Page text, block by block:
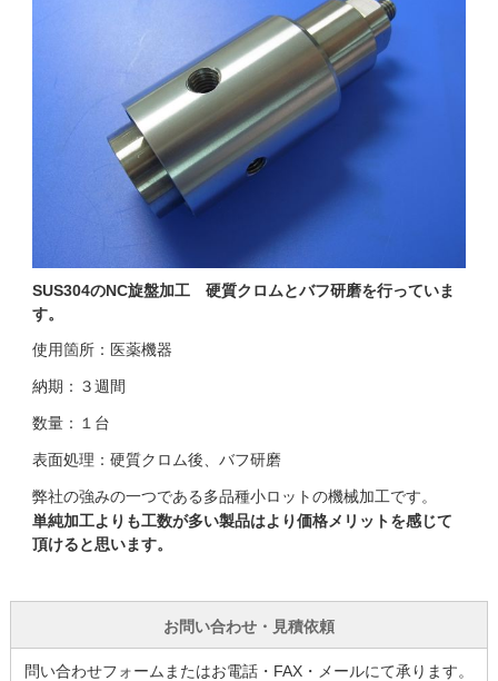
SUS304のNC旋盤加工 硬質クロムとバフ研磨を行っていま
す。
使用箇所：医薬機器
納期：３週間
数量：１台
表面処理：硬質クロム後、バフ研磨
弊社の強みの一つである多品種小ロットの機械加工です。
単純加工よりも工数が多い製品はより価格メリットを感じて
頂けると思います。
お問い合わせ・見積依頼
問い合わせフォームまたはお電話・FAX・メールにて承ります。